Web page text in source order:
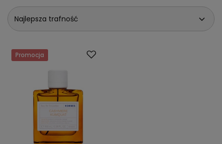
Najlepsza trafność
Promocja